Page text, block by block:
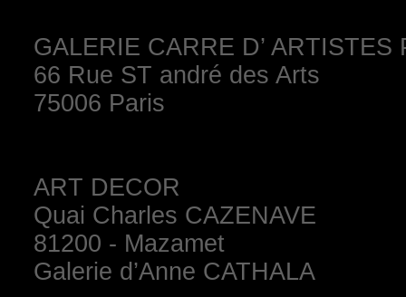
GALERIE CARRE D’ ARTISTES
66 Rue ST andré des Arts
75006 Paris
ART DECOR
Quai Charles CAZENAVE
81200 - Mazamet
Galerie d’Anne CATHALA